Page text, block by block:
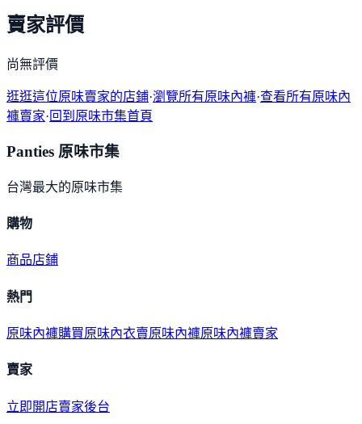
賣家評價
尚無評價
逛逛這位原味賣家的店鋪·瀏覽所有原味內褲·查看所有原味內
褲賣家·回到原味市集首頁
Panties 原味市集
台灣最大的原味市集
購物
商品店鋪
熱門
原味內褲購買原味內衣賣原味內褲原味內褲賣家
賣家
立即開店賣家後台